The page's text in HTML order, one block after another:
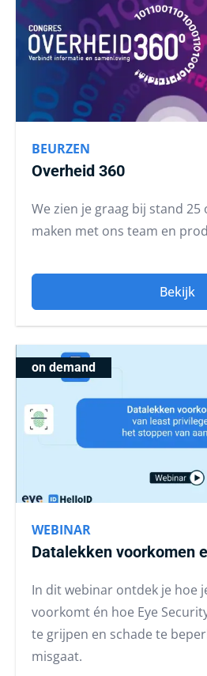
BEURZEN
Overheid 360
We zien je graag bij stand 25
maken met ons team en
Bekijk
on demand
WEBINAR
Datalekken voorkomen
In dit webinar ontdek je hoe
voorkomt én hoe Eye
te grijpen en schade te
misgaat.